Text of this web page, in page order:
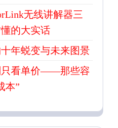
无线讲解器三
的大实话
年蜕变与未来图景
只看单价——那些容
本”